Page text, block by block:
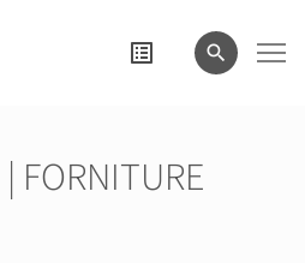
FORNITURE